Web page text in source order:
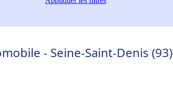
- Seine-Saint-Denis (93)